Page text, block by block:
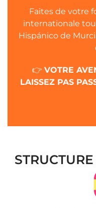
Faites de votre
internationale
Hispánico de
👉 VOTRE
LAISSEZ PAS